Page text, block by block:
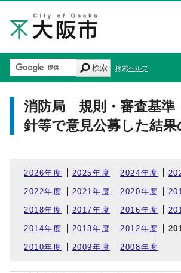
検索 検索ヘルプ
消防局 規則・審査基準
針等で意見公募した結果
2026年度 2025年度 2024年度
2022年度 2021年度 2020年度
2018年度 2017年度 2016年度
2014年度 2013年度 2012年度
2010年度 2009年度 2008年度